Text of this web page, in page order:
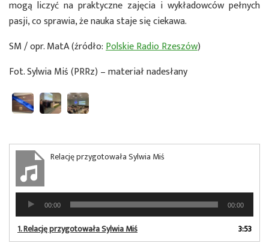
mogą liczyć na praktyczne zajęcia i wykładowców pełnych
pasji, co sprawia, że nauka staje się ciekawa.
SM / opr. MatA (źródło:Polskie Radio Rzeszów)
Fot. Sylwia Miś (PRRz) – materiał nadesłany
Relację przygotowała Sylwia Miś
Odtwarzacz
plików
dźwiękowych
00:00 00:00
1.Relację przygotowała Sylwia Miś 3:53